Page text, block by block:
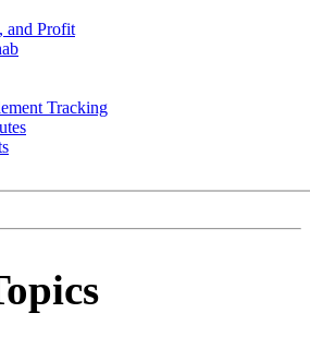
and Profit
Tracking